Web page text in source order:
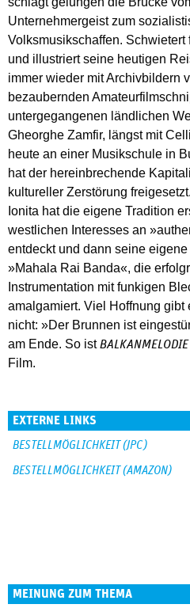
Unternehmergeist zum
Volksmusikschaffen.
und illustriert seine heutigen
immer wieder mit Archivbildern
bezaubernden
untergegangenen ländlichen
Gheorghe Zamfir, längst mit
heute an einer Musikschule in
hat der hereinbrechende
kultureller Zerstörung
Ionita hat die eigene Tradition
westlichen Interesses an
entdeckt und dann seine
»Mahala Rai Banda«, die
Instrumentation mit funkigen
amalgamiert. Viel Hoffnung gibt
nicht: »Der Brunnen ist
am Ende. So istBALKANMELODIE
Film.
EXTERNE LINKS
BESTELLMÖGLICHKEIT (JPC)
BESTELLMÖGLICHKEIT (AMAZON)
MEINUNG ZUM THEMA